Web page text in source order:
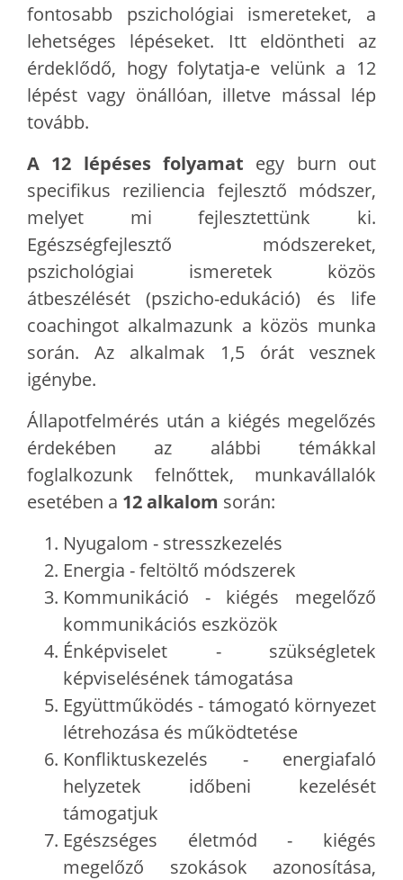
fontosabb pszichológiai ismereteket, a
lehetséges lépéseket. Itt eldöntheti az
érdeklődő, hogy folytatja-e velünk a 12
lépést vagy önállóan, illetve mással lép
tovább.
A 12 lépéses folyamat egy burn out
specifikus reziliencia fejlesztő módszer,
melyet mi fejlesztettünk ki.
Egészségfejlesztő módszereket,
pszichológiai ismeretek közös
átbeszélését (pszicho-edukáció) és life
coachingot alkalmazunk a közös munka
során. Az alkalmak 1,5 órát vesznek
igénybe.
Állapotfelmérés után a kiégés megelőzés
érdekében az alábbi témákkal
foglalkozunk felnőttek, munkavállalók
esetében a 12 alkalom során:
Nyugalom - stresszkezelés
Energia - feltöltő módszerek
Kommunikáció - kiégés megelőző
kommunikációs eszközök
Énképviselet - szükségletek
képviselésének támogatása
Együttműködés - támogató környezet
létrehozása és működtetése
Konfliktuskezelés - energiafaló
helyzetek időbeni kezelését
támogatjuk
Egészséges életmód - kiégés
megelőző szokások azonosítása,